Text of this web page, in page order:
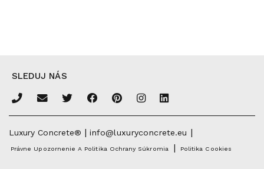
SLEDUJ NÁS
Luxury Concrete® |info@luxuryconcrete.eu |
Právne Upozornenie A Politika Ochrany Súkromia | Politika Cookies